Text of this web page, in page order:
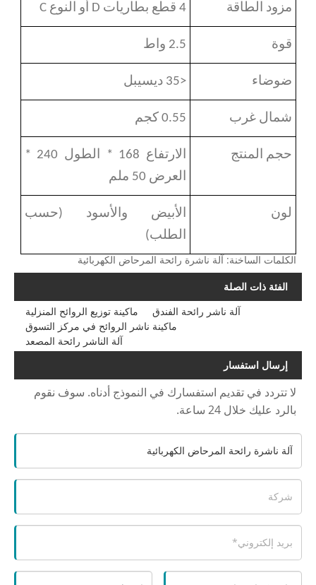
مزود الطاقة 4 قطع بطاريات D أو النوع C
قوة 2.5 واط
ضوضاء <35 ديسيبل
شمال غرب 0.55 كجم
حجم المنتج
الارتفاع 168 * الطول 240 *
العرض 50 ملم
لون
الأبيض والأسود (حسب
الطلب)
الكلمات الساخنة: آلة ناشرة رائحة المرحاض الكهربائية
الفئة ذات الصلة
ماكينة توزيع الروائح المنزلية
آلة ناشر رائحة الفندق
ماكينة ناشر الروائح في مركز التسوق
آلة الناشر رائحة المصعد
إرسال استفسار
لا تتردد في تقديم استفسارك في النموذج أدناه. سوف نقوم
بالرد عليك خلال 24 ساعة.